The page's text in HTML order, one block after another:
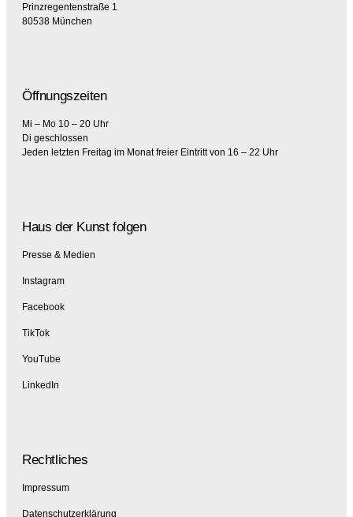
Prinzregentenstraße 1
80538 München
Öffnungszeiten
Mi – Mo 10 – 20 Uhr
Di geschlossen
Jeden letzten Freitag im Monat freier Eintritt von 16 – 22 Uhr
Haus der Kunst folgen
Presse & Medien
Instagram
Facebook
TikTok
YouTube
LinkedIn
Rechtliches
Impressum
Datenschutzerklärung